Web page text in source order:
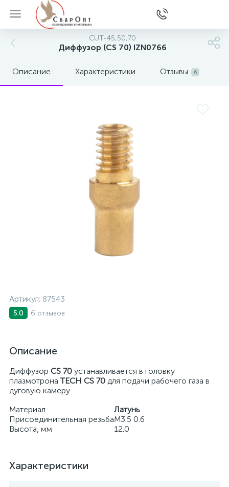
CUT-45,50,70
Диффузор (CS 70) IZN0766
Описание Характеристики Отзывы 6
Артикул: 87543
5.0 6 отзывов
Описание
Диффузор CS 70 устанавливается в головку
плазмотронаTECH CS 70 для подачи рабочего газа в
дуговую камеру.
Материал
Латунь
Присоединительная резьбаМ3.5 0.6
Высота, мм
12.0
Характеристики